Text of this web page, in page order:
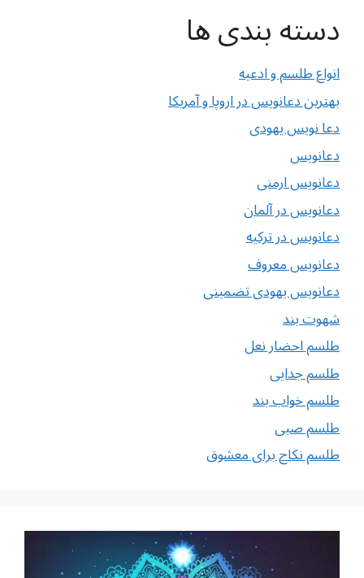
دسته بندی ها
انواع طلسم و ادعیه
بهترین دعانویس در اروپا و آمریکا
دعا نویس یهودی
دعانویس
دعانویس ارمنی
دعانویس در آلمان
دعانویس در ترکیه
دعانویس معروف
دعانویس یهودی تضمینی
شهوت بند
طلسم احضار نعل
طلسم جدایی
طلسم خواب بند
طلسم صبی
طلسم نکاح برای معشوق